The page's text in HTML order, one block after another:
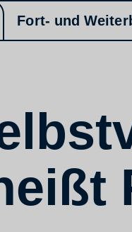
Fort- und